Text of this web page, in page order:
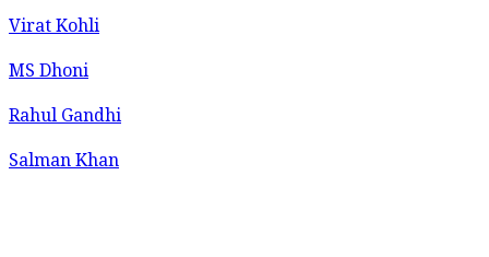
Virat Kohli
MS Dhoni
Rahul Gandhi
Salman Khan